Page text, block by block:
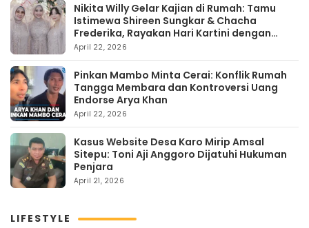
Nikita Willy Gelar Kajian di Rumah: Tamu
Istimewa Shireen Sungkar & Chacha
Frederika, Rayakan Hari Kartini dengan
Kehangatan
April 22, 2026
Pinkan Mambo Minta Cerai: Konflik Rumah
Tangga Membara dan Kontroversi Uang
Endorse Arya Khan
April 22, 2026
Kasus Website Desa Karo Mirip Amsal
Sitepu: Toni Aji Anggoro Dijatuhi Hukuman
Penjara
April 21, 2026
LIFESTYLE